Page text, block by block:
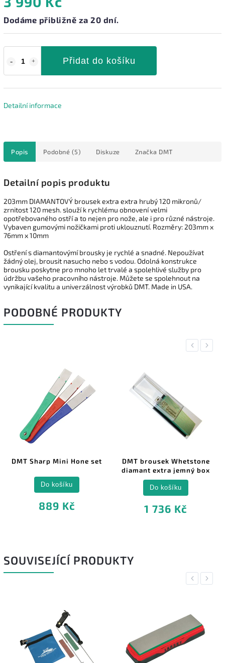
Dodáme přibližně za 20 dní.
Přidat do košíku
Detailní informace
Popis Podobné (5) Diskuze Značka DMT
Detailní popis produktu
203mm DIAMANTOVÝ brousek extra extra hrubý 120 mikronů/
zrnitost 120 mesh. slouží k rychlému obnovení velmi
opotřebovaného ostří a to nejen pro nože, ale i pro různé nástroje.
Vybaven gumovými nožičkami proti uklouznutí. Rozměry: 203mm x
76mm x 10mm
Ostření s diamantovýmí brousky je rychlé a snadné. Nepoužívat
žádný olej, brousit nasucho nebo s vodou. Odolná konstrukce
brousku poskytne pro mnoho let trvalé a spolehlivé služby pro
údržbu vašeho pracovního nástroje. Můžete se spolehnout na
vynikající kvalitu a univerzálnost výrobků DMT. Made in USA.
PODOBNÉ PRODUKTY
Previous
DMT Sharp Mini Hone set
889 Kč
Do košíku
DMT brousek Whetstone
diamant extra jemný box
1 736 Kč
Do košíku
Next
SOUVISEJÍCÍ PRODUKTY
Previous
Next